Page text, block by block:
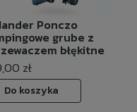
Ponczo
grube z
błękitne
zł
Do koszyka